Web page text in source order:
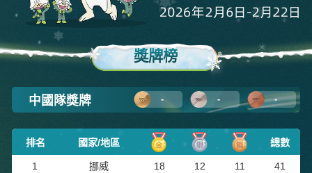
獎牌榜
中國隊獎牌 - - -
排名 國家/地區 總數
1 挪威 18 12 11 41